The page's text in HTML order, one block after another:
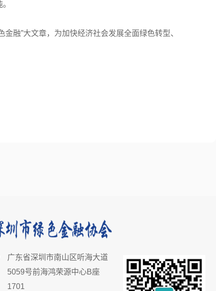
融”大文章，为加快经济社会发展全面绿色转型、
广东省深圳市南山区听海大道
5059号前海鸿荣源中心B座
1701